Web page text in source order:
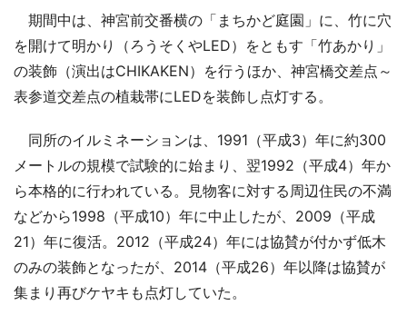
期間中は、神宮前交番横の「まちかど庭園」に、竹に穴
を開けて明かり（ろうそくやLED）をともす「竹あかり」
の装飾（演出はCHIKAKEN）を行うほか、神宮橋交差点～
表参道交差点の植栽帯にLEDを装飾し点灯する。
同所のイルミネーションは、1991（平成3）年に約300
メートルの規模で試験的に始まり、翌1992（平成4）年か
ら本格的に行われている。見物客に対する周辺住民の不満
などから1998（平成10）年に中止したが、2009（平成
21）年に復活。2012（平成24）年には協賛が付かず低木
のみの装飾となったが、2014（平成26）年以降は協賛が
集まり再びケヤキも点灯していた。